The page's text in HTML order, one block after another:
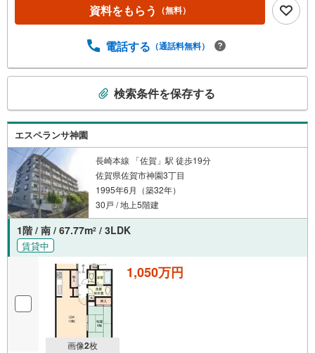
資料をもらう （無料）
電話する （通話料無料）
検
索
条
で
通
知
を
け
・
条
検索条件を保存する
エスペランサ神園
長崎本線 「佐賀」駅 徒歩19分
佐賀県佐賀市神園3丁目
1995年6月（築32年）
30戸 / 地上5階建
1階 / 南 / 67.77m2 / 3LDK
賃貸中
画像2枚
1,050万円